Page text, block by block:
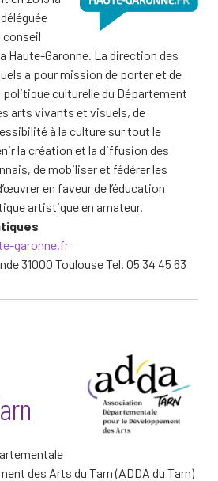
conseil
Haute-Garonne. La direction des
a pour mission de porter et de
culturelle du Département
arts vivants et visuels, de
à la culture sur tout le
la création et la diffusion des
de mobiliser et fédérer les
en faveur de l’éducation
artistique en amateur.
garonne.fr
31000 Toulouse Tel. 05 34 45 63
des Arts du Tarn (ADDA du Tarn)